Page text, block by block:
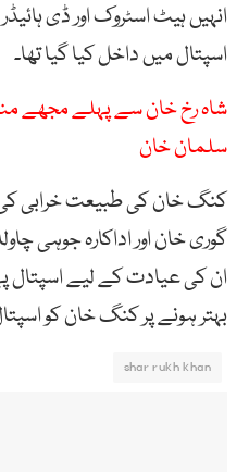
انہیں ہیٹ اسٹروک اور ڈی
اسپتال میں داخل کیا گیا تھا۔
شاہ رخ خان سے پہلے مجھے
سلمان خان
کنگ خان کی طبیعت خرابی
گوری خان اور اداکارہ جوہی
ان کی عیادت کے لیے اسپتال
بہتر ہونے پر کنگ خان کو
shar rukh khan